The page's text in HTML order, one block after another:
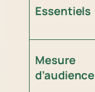
Essentiels
Mesure
d’audience